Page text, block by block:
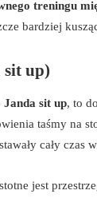
treningu
bardziej
sit up)
Janda sit up, to
taśmy na
cały czas
jest